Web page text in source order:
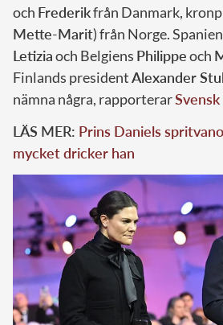
och Frederikfrån Danmark,
Mette-Marit) från Norge.
Letiziaoch Belgiens Philippeoch
Finlands presidentAlexander
nämna några, rapporterar
LÄS MER: Prins Daniels
mycket dricker han